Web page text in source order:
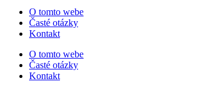
O tomto webe
Časté otázky
Kontakt
O tomto webe
Časté otázky
Kontakt